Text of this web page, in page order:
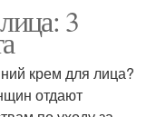
3
крем для лица?
отдают